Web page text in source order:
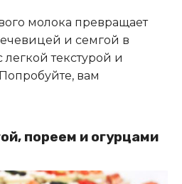
молока превращает
и семгой в
текстурой и
вам
пореем и огурцами